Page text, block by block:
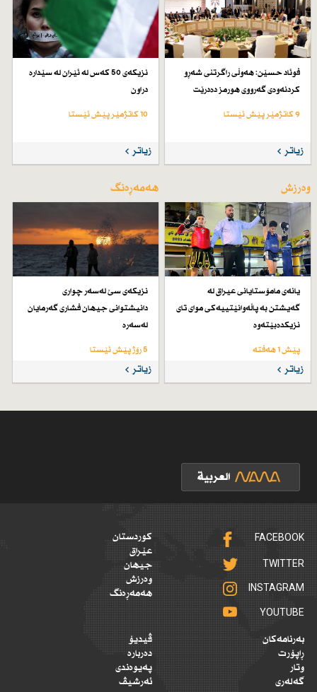
فوئاد حسێن: هەوڵی راگرتنی شەڕو
كردنەوەی گەرووی هورمز دەدرێت
9 کاتژمێر پێش ئێستا
زیاتر
نزیكەی 50 كەس لە ئێران لە سێدارە
دراون
10 کاتژمێر پێش ئێستا
زیاتر
وەرزش
یانەی مامۆستایانی عیراق لە
گەیشتن بە پاڵەوانێتییەكی موای تای
نزیكدەبێتەوە
پێش 1 هەفتە
زیاتر
هەمەڕەنگ
نزیكەی سێ لەسەر چواری
دانیشتوانی جیهان فشاری گەرمایان
لەسەرە
5 رۆژ پێش ئێستا
زیاتر
FACEBOOK
TWITTER
INSTAGRAM
YOUTUBE
کوردستان
عێراق
جیهان
وەرزش
هەمەڕەنگ
بەرنامەکان
ڕاپۆرت
وتار
گەلەری
ڤیدیۆ
دەربارە
پەیوەندی
ئەرشیڤ